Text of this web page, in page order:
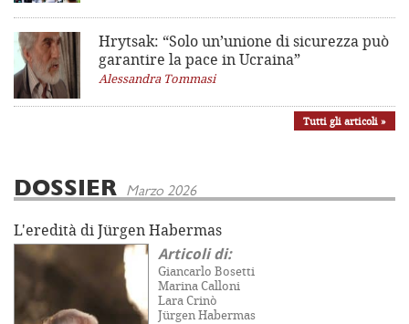
Hrytsak: “Solo un’unione di sicurezza può
garantire la pace in Ucraina”
Alessandra Tommasi
Tutti gli articoli »
DOSSIER Marzo 2026
L'eredità di Jürgen Habermas
Articoli di:
Giancarlo Bosetti
Marina Calloni
Lara Crinò
Jürgen Habermas